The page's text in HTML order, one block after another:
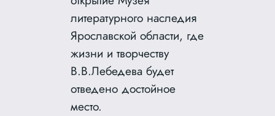
литературного наследия
Ярославской области, где
жизни и творчеству
В.В.Лебедева будет
отведено достойное
место.